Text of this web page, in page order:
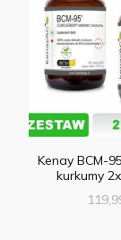
Kenay BCM-
kurkumy